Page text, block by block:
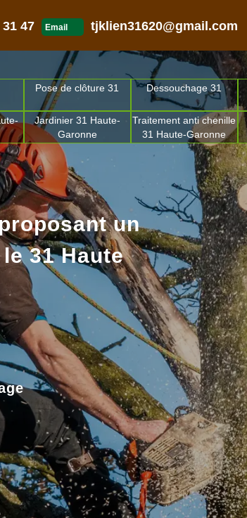
47 Email tjklien31620@gmail.com
Pose de clôture 31 Dessouchage 31
Jardinier 31 Haute-
Garonne
Traitement anti chenille
31 Haute-Garonne
un
31 Haute